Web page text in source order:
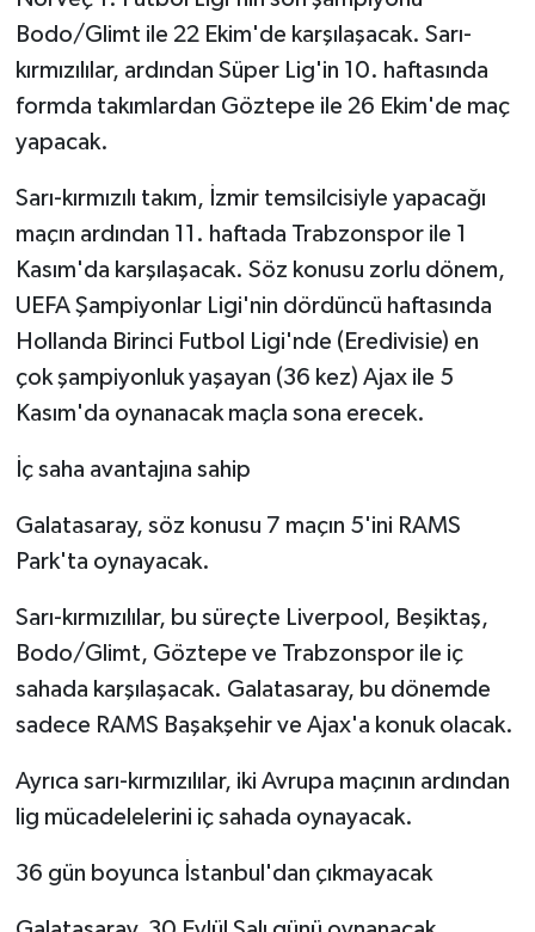
Bodo/Glimt ile 22 Ekim'de karşılaşacak. Sarı-
kırmızılılar, ardından Süper Lig'in 10. haftasında
formda takımlardan Göztepe ile 26 Ekim'de maç
yapacak.
Sarı-kırmızılı takım, İzmir temsilcisiyle yapacağı
maçın ardından 11. haftada Trabzonspor ile 1
Kasım'da karşılaşacak. Söz konusu zorlu dönem,
UEFA Şampiyonlar Ligi'nin dördüncü haftasında
Hollanda Birinci Futbol Ligi'nde (Eredivisie) en
çok şampiyonluk yaşayan (36 kez) Ajax ile 5
Kasım'da oynanacak maçla sona erecek.
İç saha avantajına sahip
Galatasaray, söz konusu 7 maçın 5'ini RAMS
Park'ta oynayacak.
Sarı-kırmızılılar, bu süreçte Liverpool, Beşiktaş,
Bodo/Glimt, Göztepe ve Trabzonspor ile iç
sahada karşılaşacak. Galatasaray, bu dönemde
sadece RAMS Başakşehir ve Ajax'a konuk olacak.
Ayrıca sarı-kırmızılılar, iki Avrupa maçının ardından
lig mücadelelerini iç sahada oynayacak.
36 gün boyunca İstanbul'dan çıkmayacak